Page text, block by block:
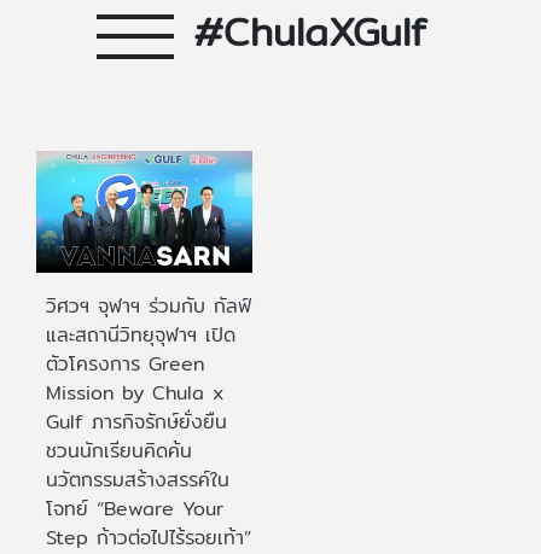
#ChulaXGulf
วิศวฯ จุฬาฯ ร่วมกับ กัลฟ์
และสถานีวิทยุจุฬาฯ เปิด
ตัวโครงการ Green
Mission by Chula x
Gulf ภารกิจรักษ์ยั่งยืน
ชวนนักเรียนคิดค้น
นวัตกรรมสร้างสรรค์ใน
โจทย์ “Beware Your
Step ก้าวต่อไปไร้รอยเท้า”